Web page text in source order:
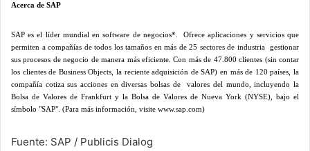
Acerca de SAP
SAP es el líder mundial en software de negocios*.
Ofrece aplicaciones y servicios que
permiten a compañías de todos los tamaños en más de 25 sectores de industria
gestionar
sus procesos de negocio de manera más eficiente. Con más de 47.800 clientes (sin contar
los clientes de Business Objects, la reciente adquisición de SAP) en más de 120 países, la
compañía cotiza sus acciones en diversas bolsas de
valores del mundo, incluyendola
Bolsa de Valores de Frankfurt y la Bolsa de Valores de Nueva York (NYSE), bajo el
símbolo "SAP". (Para más información, visite www.sap.com)
Fuente: SAP / Publicis Dialog